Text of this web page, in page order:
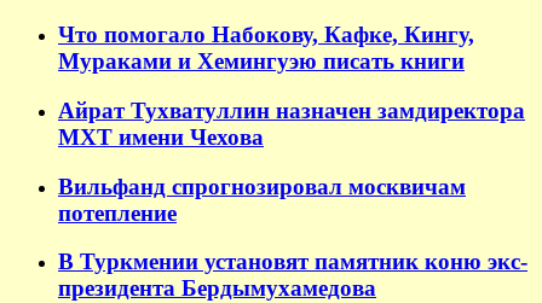
Что помогало Набокову, Кафке, Кингу,
Мураками и Хемингуэю писать книги
Айрат Тухватуллин назначен замдиректора
МХТ имени Чехова
Вильфанд спрогнозировал москвичам
потепление
В Туркмении установят памятник коню экс-
президента Бердымухамедова